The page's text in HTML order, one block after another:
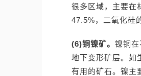
很多区域，主要在
47.5%，二氧化硅
(6)铜镍矿。 镍铜
地下变形矿层。如
有用的矿石。镍主